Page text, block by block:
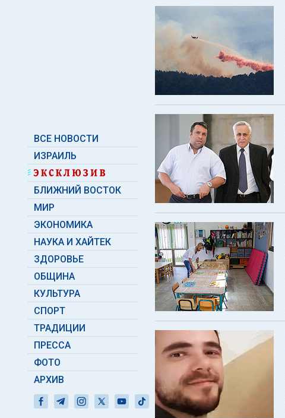
ВСЕ НОВОСТИ
ИЗРАИЛЬ
БЛИЖНИЙ ВОСТОК
МИР
ЭКОНОМИКА
НАУКА И ХАЙТЕК
ЗДОРОВЬЕ
ОБЩИНА
КУЛЬТУРА
СПОРТ
ТРАДИЦИИ
ПРЕССА
ФОТО
АРХИВ